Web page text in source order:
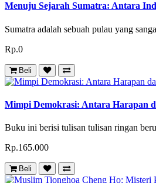
Menuju Sejarah Sumatra: Antara
Sumatra adalah sebuah pulau yang
Rp.0
Beli
Mimpi Demokrasi: Antara Harapan
Buku ini berisi tulisan tulisan ringan
Rp.165.000
Beli